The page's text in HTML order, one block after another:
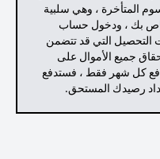
المتأخرة ، وهي سلبية
بك ، ودخول حساب
التحصيل التي قد تتضمن
جميع الأموال على
كل شهر فقط ، فستدفع
رصيدك المستحق.